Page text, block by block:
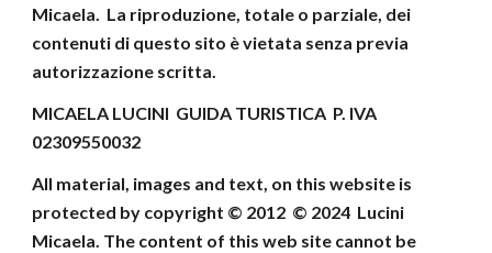
Micaela. La riproduzione, totale o parziale, dei
contenuti di questo sito è vietata senza previa
autorizzazione scritta.
MICAELA LUCINI GUIDA TURISTICA P. IVA
02309550032
All material, images and text, on this website is
protected by copyright © 2012 © 2024 Lucini
Micaela. The content of this web site cannot be